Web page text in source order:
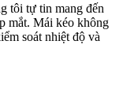
tôi tự tin mang đến
mắt. Mái kéo không
soát nhiệt độ và